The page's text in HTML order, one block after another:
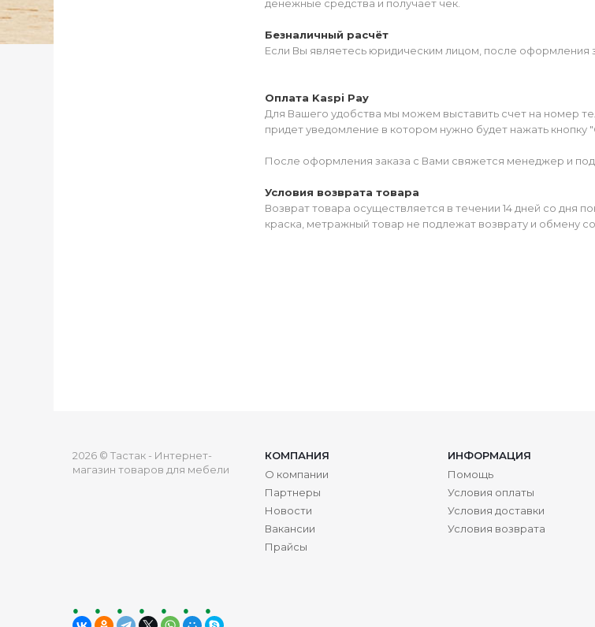
денежные средства и получает чек.
Безналичный расчёт
Если Вы являетесь юридическим лицом, после оформления
Оплата Kaspi Pay
Для Вашего удобства мы можем выставить счет на номер
придет уведомление в котором нужно будет нажать кнопку
После оформления заказа с Вами свяжется менеджер и
Условия возврата товара
Возврат товара осуществляется в течении 14 дней со дня
краска, метражный товар не подлежат возврату и обмену
2026 © Тастак - Интернет-
магазин товаров для мебели
КОМПАНИЯ ИНФОРМАЦИЯ
О компании
Партнеры
Новости
Вакансии
Прайсы
Помощь
Условия оплаты
Условия доставки
Условия возврата